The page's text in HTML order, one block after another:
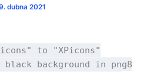
dubna 2021
to "XPicons"
background in png8